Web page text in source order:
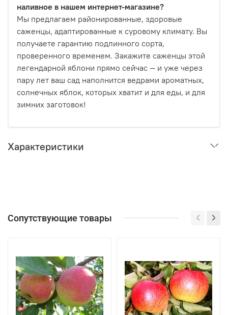
наливное в нашем интернет-магазине?
Мы предлагаем районированные, здоровые
саженцы, адаптированные к суровому климату. Вы
получаете гарантию подлинного сорта,
проверенного временем. Закажите саженцы этой
легендарной яблони прямо сейчас — и уже через
пару лет ваш сад наполнится ведрами ароматных,
солнечных яблок, которых хватит и для еды, и для
зимних заготовок!
Характеристики
Сопутствующие товары